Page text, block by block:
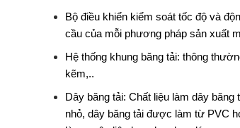
Bộ điều khiển kiểm soát tốc độ và
cầu của mỗi phương pháp sản xuất
Hệ thống khung băng tải: thông
kẽm,..
Dây băng tải: Chất liệu làm dây
nhỏ, dây băng tải được làm từ PVC